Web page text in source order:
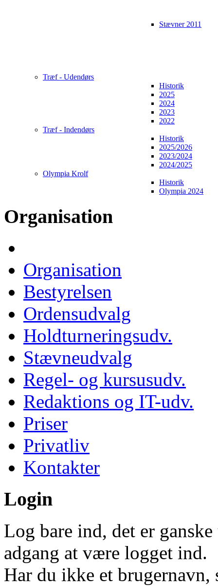
Stævner 2011
Træf - Udendørs
Historik
2025
2024
2023
2022
Træf - Indendørs
Historik
2025/2026
2023/2024
2024/2025
Olympia Krolf
Historik
Olympia 2024
Organisation
Organisation
Bestyrelsen
Ordensudvalg
Holdturneringsudv.
Stævneudvalg
Regel- og kursusudv.
Redaktions og IT-udv.
Priser
Privatliv
Kontakter
Login
Log bare ind, det er
adgang at være logget ind.
Har du ikke et brugernavn,